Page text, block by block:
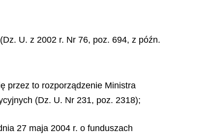
U. z 2002 r. Nr 76, poz. 694, z późn.
przez to rozporządzenie Ministra
(Dz. U. Nr 231, poz. 2318);
27 maja 2004 r. o funduszach